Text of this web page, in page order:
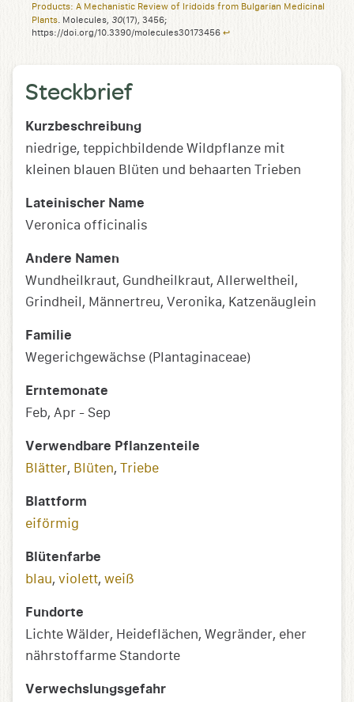
Products: A Mechanistic Review of Iridoids from Bulgarian Medicinal
Plants. Molecules, 30(17), 3456;
https://doi.org/10.3390/molecules30173456 ↩︎
Steckbrief
Kurzbeschreibung
niedrige, teppichbildende Wildpflanze mit
kleinen blauen Blüten und behaarten Trieben
Lateinischer Name
Veronica officinalis
Andere Namen
Wundheilkraut, Gundheilkraut, Allerweltheil,
Grindheil, Männertreu, Veronika, Katzenäuglein
Familie
Wegerichgewächse (Plantaginaceae)
Erntemonate
Feb, Apr - Sep
Verwendbare Pflanzenteile
Blätter, Blüten, Triebe
Blattform
eiförmig
Blütenfarbe
blau, violett, weiß
Fundorte
Lichte Wälder, Heideflächen, Wegränder, eher
nährstoffarme Standorte
Verwechslungsgefahr